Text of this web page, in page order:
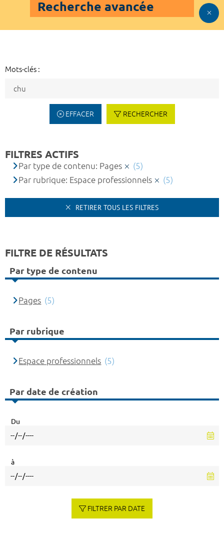
Recherche avancée
Mots-clés :
EFFACER RECHERCHER
FILTRES ACTIFS
Par type de contenu: Pages
(5)
Par rubrique: Espace professionnels
(5)
RETIRER TOUS LES FILTRES
FILTRE DE RÉSULTATS
Par type de contenu
Pages (5)
Par rubrique
Espace professionnels (5)
Par date de création
Du
à
FILTRER PAR DATE